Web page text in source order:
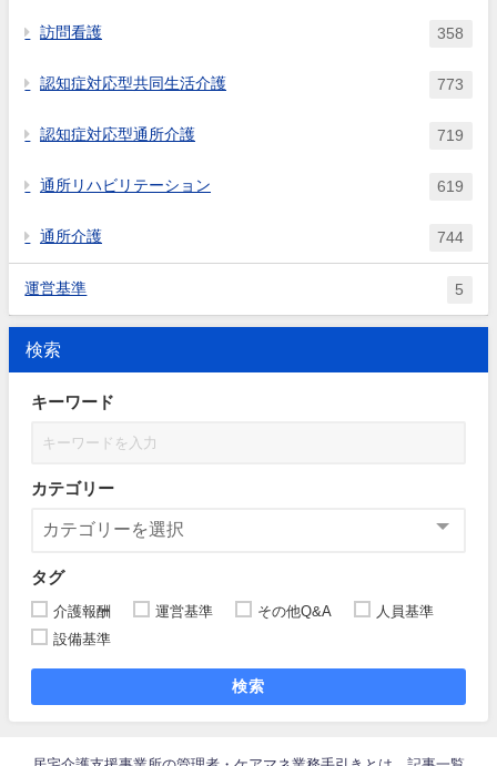
訪問看護 358
認知症対応型共同生活介護 773
認知症対応型通所介護 719
通所リハビリテーション 619
通所介護 744
運営基準 5
検索
キーワード
カテゴリー
タグ
介護報酬 運営基準 その他Q&A
人員基準
設備基準
検索